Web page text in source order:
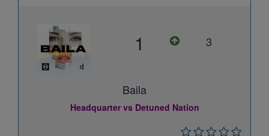
1 3
Baila
Headquarter vs Detuned Nation